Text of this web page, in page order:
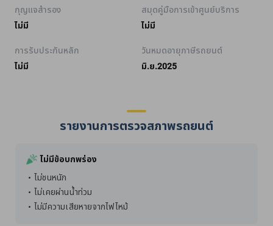
กุญแจสำรอง
ไม่มี
สมุดคู่มือการเข้าศูนย์บริการ
ไม่มี
การรับประกันหลัก
ไม่มี
วันหมดอายุภาษีรถยนต์
มิ.ย.2025
รายงานการตรวจสภาพรถยนต์
ไม่มีข้อบกพร่อง
ไม่ชนหนัก
ไม่เคยผ่านน้ำท่วม
ไม่มีความเสียหายจากไฟไหม้